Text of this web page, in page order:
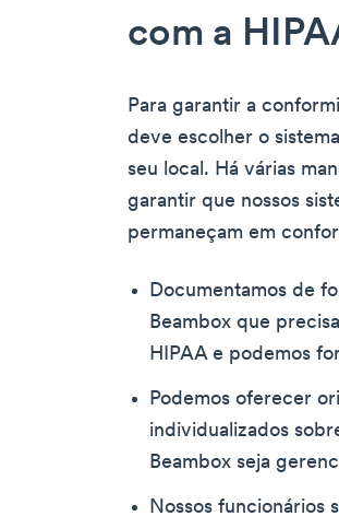
com a
Para garantir a
deve escolher o
seu local. Há várias
garantir que nossos
permaneçam em
Documentamos de
Beambox que
HIPAA e podemos
Podemos oferecer
individualizados
Beambox seja
Nossos funcionários